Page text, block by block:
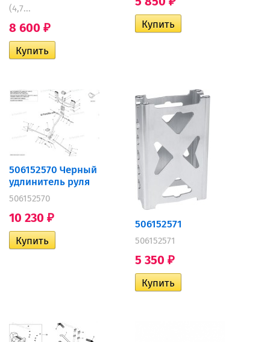
(4,7...
8 600 ₽
506152570 Черный
удлинитель руля
506152570
10 230 ₽
506152571
506152571
5 350 ₽